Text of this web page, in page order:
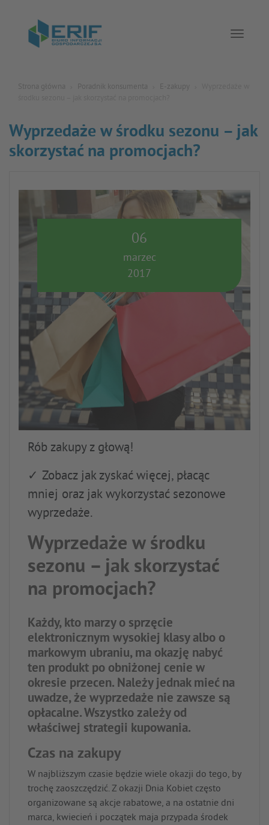
Strona główna Poradnik konsumenta E-zakupy
Wyprzedaże w środku sezonu – jak
skorzystać na promocjach?
06
marzec
2017
Rób zakupy z głową!
✓ Zobacz jak zyskać więcej, płacąc
mniej oraz jak wykorzystać sezonowe
wyprzedaże.
Wyprzedaże w środku
sezonu – jak skorzystać
na promocjach?
Każdy, kto marzy o sprzęcie
elektronicznym wysokiej klasy albo o
markowym ubraniu, ma okazję nabyć
ten produkt po obniżonej cenie w
okresie przecen. Należy jednak mieć na
uwadze, że wyprzedaże nie zawsze są
opłacalne. Wszystko zależy od
właściwej strategii kupowania.
Czas na zakupy
W najbliższym czasie będzie wiele okazji do tego, by
trochę zaoszczędzić. Z okazji Dnia Kobiet często
organizowane są akcje rabatowe, a na ostatnie dni
marca, kwiecień i początek maja przypada środek